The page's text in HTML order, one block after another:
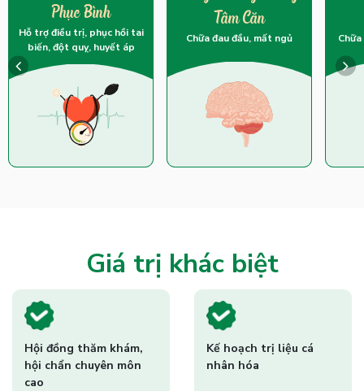
Phục Bình
Hỗ trợ điều trị, phục hồi tai
biến, đột quỵ, huyết áp
Tâm Căn
Chữa đau đầu, mất ngủ
Giá trị khác biệt
Hội đồng thăm khám,
hội chẩn chuyên môn
cao
Kế hoạch trị liệu cá
nhân hóa